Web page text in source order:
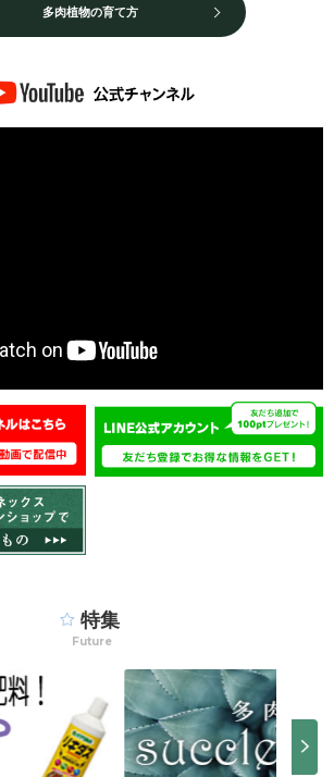
多肉植物の育て方
特集
Future